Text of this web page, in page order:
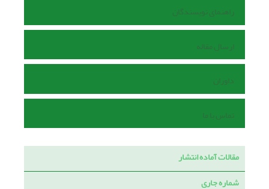
راهنمای نویسندگان
ارسال مقاله
داوران
تماس با ما
مقالات آماده انتشار
شماره جاری